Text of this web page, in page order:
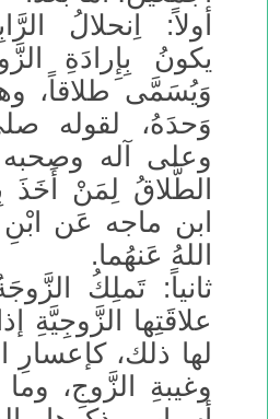
أولاً: اِنحلالُ
يكونُ بِإِرادَةِ
وَيُسَمَّى طلاقاً،
وَحدَهُ، لقوله
وعلى آله
الطَّلاقُ لِمَنْ أَخَذَ
ابن ماجه عَن
اللهُ عَنهُما.
ثانياً: تَملِكُ
علاقَتِها الزَّوجِيَّةِ
لها ذلك، كإعسارِ
وغيبةِ الزَّوجِ،